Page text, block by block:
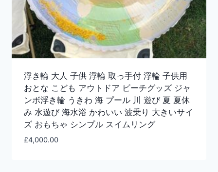
浮き輪 大人 子供 浮輪 取っ手付 浮輪 子供用
おとな こども アウトドア ビーチグッズ ジャ
ンボ浮き輪 うきわ 海 プール 川 遊び 夏 夏休
み 水遊び 海水浴 かわいい 波乗り 大きいサイ
ズ おもちゃ シンプル スイムリング
£4,000.00